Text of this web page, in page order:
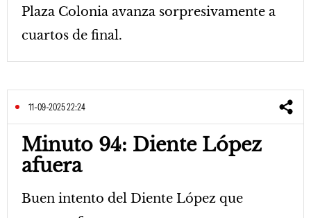
Plaza Colonia avanza sorpresivamente a
cuartos de final.
11-09-2025 22:24
Minuto 94: Diente López
afuera
Buen intento del Diente López que